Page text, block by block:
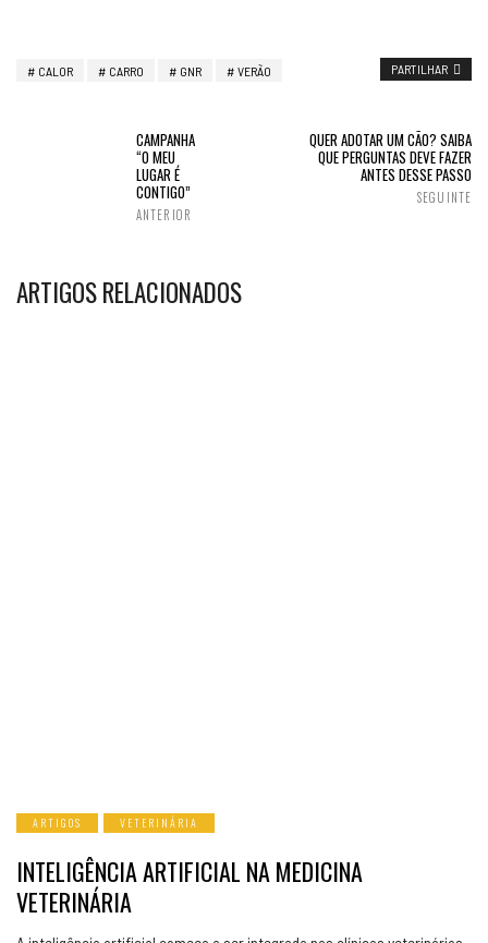
CALOR CARRO GNR VERÃO PARTILHAR
CAMPANHA
“O MEU
LUGAR É
CONTIGO”
ANTERIOR
QUER ADOTAR UM CÃO? SAIBA
QUE PERGUNTAS DEVE FAZER
ANTES DESSE PASSO
SEGUINTE
ARTIGOS RELACIONADOS
ARTIGOS VETERINÁRIA
INTELIGÊNCIA ARTIFICIAL NA MEDICINA
VETERINÁRIA